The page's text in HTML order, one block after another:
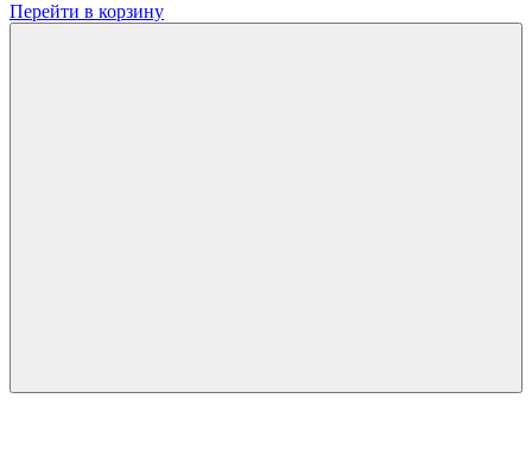
Перейти в корзину